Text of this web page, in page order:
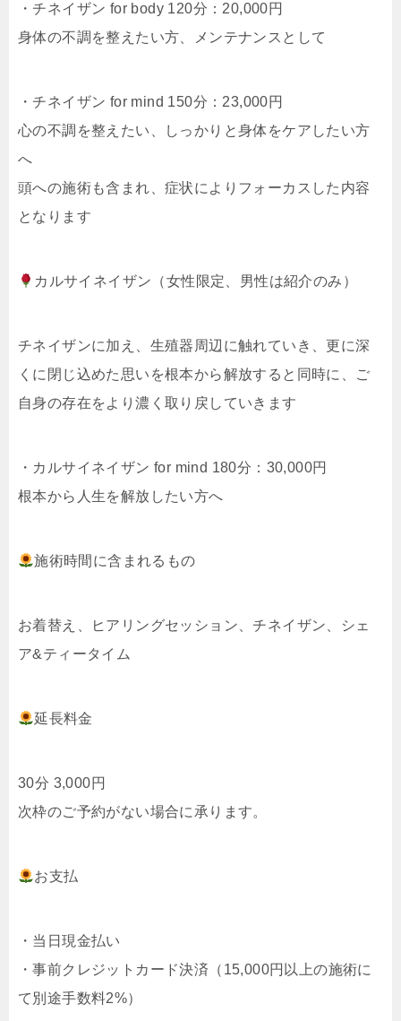
・チネイザン for body 120分：20,000円
身体の不調を整えたい方、メンテナンスとして
・チネイザン for mind 150分：23,000円
心の不調を整えたい、しっかりと身体をケアしたい方
へ
頭への施術も含まれ、症状によりフォーカスした内容
となります
カルサイネイザン（女性限定、男性は紹介のみ）
チネイザンに加え、生殖器周辺に触れていき、更に深
くに閉じ込めた思いを根本から解放すると同時に、ご
自身の存在をより濃く取り戻していきます
・カルサイネイザン for mind 180分：30,000円
根本から人生を解放したい方へ
施術時間に含まれるもの
お着替え、ヒアリングセッション、チネイザン、シェ
ア&ティータイム
延長料金
30分 3,000円
次枠のご予約がない場合に承ります。
お支払
・当日現金払い
・事前クレジットカード決済（15,000円以上の施術に
て別途手数料2%）